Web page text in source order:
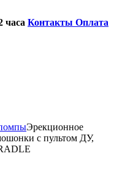
часа Контакты Оплата
Эрекционное
с пультом ДУ,